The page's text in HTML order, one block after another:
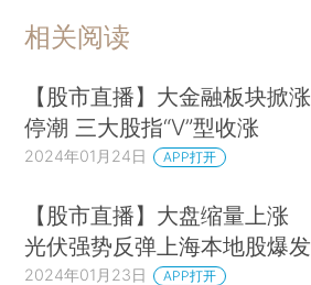
相关阅读
【股市直播】大金融板块掀涨
停潮 三大股指“V”型收涨
2024年01月24日 APP打开
【股市直播】大盘缩量上涨
光伏强势反弹上海本地股爆发
2024年01月23日 APP打开